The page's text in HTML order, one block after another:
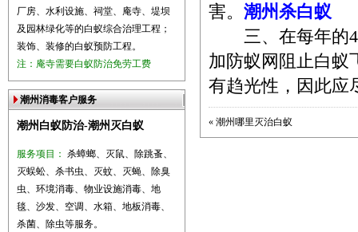
厂房、水利设施、祠堂、庵寺、堤坝
及园林绿化等的白蚁综合治理工程；
装饰、装修的白蚁预防工程。
注：庵寺需要白蚁防治免劳工费
潮州消毒客户服务
潮州白蚁防治-潮州灭白蚁
服务项目： 杀蟑螂、灭鼠、除跳蚤、
灭蜈蚣、杀书虫、灭蚊、灭蝇、除臭
虫、环境消毒、物业设施消毒、地
毯、沙发、空调、水箱、地板消毒、
杀菌、除虫等服务。
害。 潮州杀白蚁
三、在每年的4-
加防蚁网阻止白蚁
有趋光性，因此应
« 潮州哪里灭治白蚁